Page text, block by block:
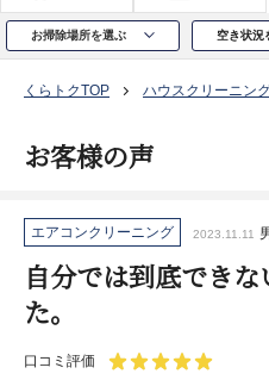
お掃除場所を選ぶ 空き状況
くらトクTOP ハウスクリーニン
お客様の声
エアコンクリーニング 2023.11.11
自分では到底でき
た。
口コミ評価